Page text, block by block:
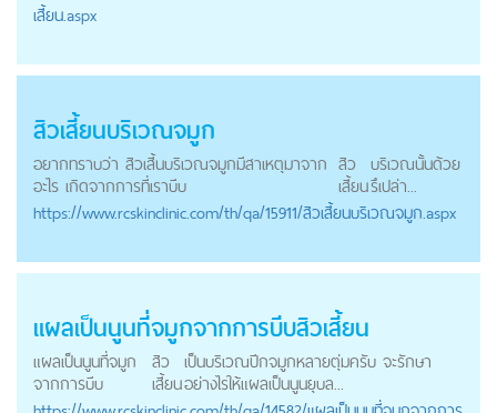
เสี้ยน.aspx
สิวเสี้ยนบริเวณจมูก
อยากทราบว่า สิวเสี้นบริเวณจมูกมีสาเหตุมาจาก
อะไร เกิดจากการที่เราบีบ
สิว
เสี้ยน
บริเวณนั้นด้วย
รึเปล่า...
https://www.rcskinclinic.com/th/qa/15911/สิวเสี้ยนบริเวณจมูก.aspx
แผลเป็นนูนที่จมูกจากการบีบสิวเสี้ยน
แผลเป็นนูนที่จมูก
จากการบีบ
สิว
เสี้ยน
เป็นบริเวณปีกจมูกหลายตุ่มครับ จะรักษา
อย่างไรให้แผลเป็นนูนยุบล...